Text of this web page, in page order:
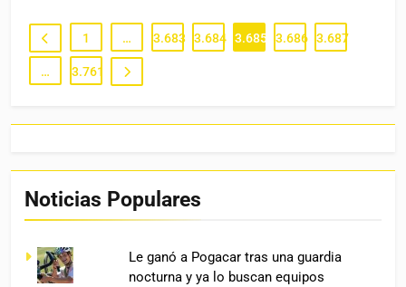
1 … 3.683 3.684 3.685 3.686 3.687
… 3.761
Noticias Populares
Le ganó a Pogacar tras una guardia
nocturna y ya lo buscan equipos